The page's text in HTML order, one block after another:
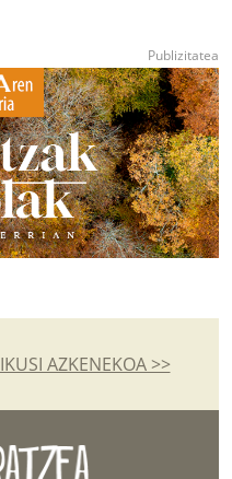
IKUSI AZKENEKOA >>